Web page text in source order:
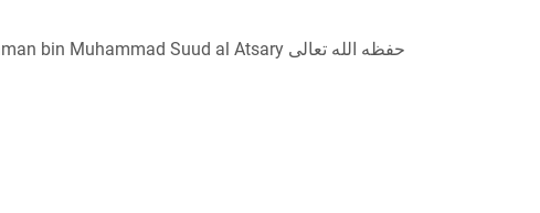
Dijawab Oleh Ustadz Abu Abdurrahman bin Muhammad Suud al Atsary حفظه الله تعالى